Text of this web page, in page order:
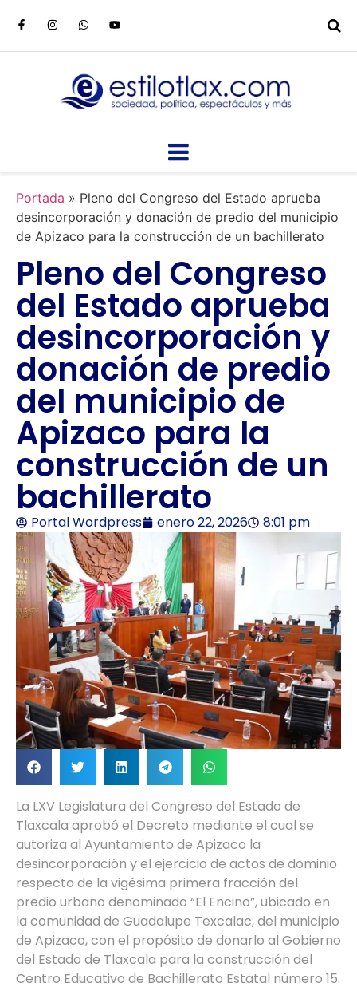
Portada » Pleno del Congreso del Estado aprueba
desincorporación y donación de predio del municipio
de Apizaco para la construcción de un bachillerato
Pleno del Congreso
del Estado aprueba
desincorporación y
donación de predio
del municipio de
Apizaco para la
construcción de un
bachillerato
Portal Wordpress enero 22, 2026 8:01 pm
La LXV Legislatura del Congreso del Estado de
Tlaxcala aprobó el Decreto mediante el cual se
autoriza al Ayuntamiento de Apizaco la
desincorporación y el ejercicio de actos de dominio
respecto de la vigésima primera fracción del
predio urbano denominado “El Encino”, ubicado en
la comunidad de Guadalupe Texcalac, del municipio
de Apizaco, con el propósito de donarlo al Gobierno
del Estado de Tlaxcala para la construcción del
Centro Educativo de Bachillerato Estatal número 15.